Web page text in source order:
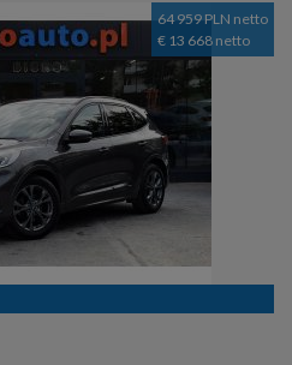
64 959 PLN netto
€ 13 668 netto